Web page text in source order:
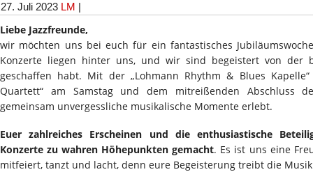
27. Juli 2023 LM |
Liebe Jazzfreunde,
wir möchten uns bei euch für ein fantastisches
Konzerte liegen hinter uns, und wir sind begeistert von der
geschaffen habt. Mit der „Lohmann Rhythm & Blues
Quartett“ am Samstag und dem mitreißenden Abschluss
gemeinsam unvergessliche musikalische Momente erlebt.
Euer zahlreiches Erscheinen und die enthusiastische
Konzerte zu wahren Höhepunkten gemacht. Es ist uns eine
mitfeiert, tanzt und lacht, denn eure Begeisterung treibt die